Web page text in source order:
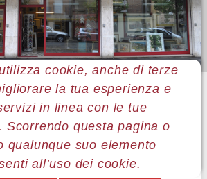
cookie, anche di terze
la tua esperienza e
in linea con le tue
Scorrendo questa pagina o
qualunque suo elemento
all’uso dei cookie.
Le mostre Mostre 2015
Mirko Caruso
Autopresentazione